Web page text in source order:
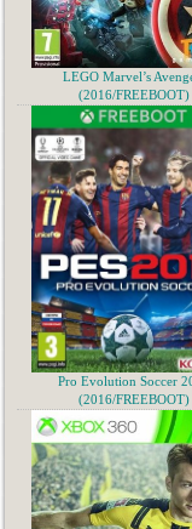
LEGO Marvel’s
(2016/FREEBOOT)
Pro Evolution Soccer
(2016/FREEBOOT)